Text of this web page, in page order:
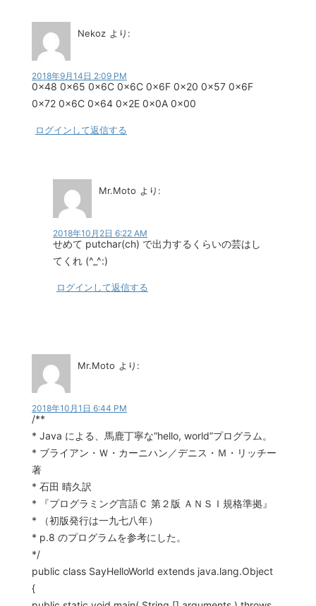
Nekoz より:
2018年9月14日 2:09 PM
0x48 0x65 0x6C 0x6C 0x6F 0x20 0x57 0x6F
0x72 0x6C 0x64 0x2E 0x0A 0x00
ログインして返信する
Mr.Moto より:
2018年10月2日 6:22 AM
せめて putchar(ch) で出力するくらいの芸はし
てくれ (^_^:)
ログインして返信する
Mr.Moto より:
2018年10月1日 6:44 PM
/**
* Java による、馬鹿丁寧な“hello, world”プログラム。
* ブライアン・Ｗ・カーニハン／デニス・Ｍ・リッチー
著
* 石田 晴久訳
* 『プログラミング言語Ｃ 第２版 ＡＮＳＩ規格準拠』
* （初版発行は一九七八年）
* p.8 のプログラムを参考にした。
*/
public class SayHelloWorld extends java.lang.Object
{